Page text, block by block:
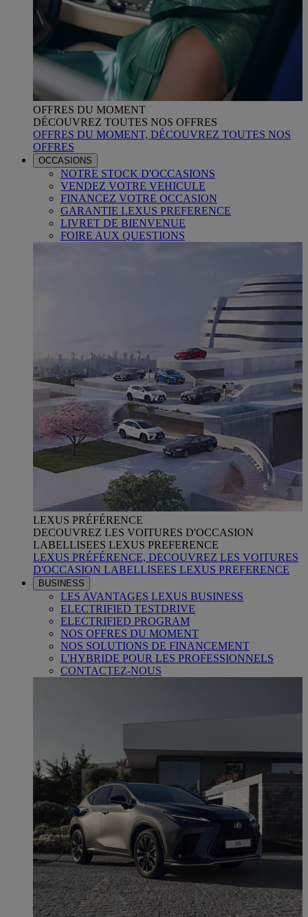
OFFRES DU MOMENT
DÉCOUVREZ TOUTES NOS OFFRES
OFFRES DU MOMENT, DÉCOUVREZ TOUTES NOS
OFFRES
OCCASIONS
NOTRE STOCK D'OCCASIONS
VENDEZ VOTRE VEHICULE
FINANCEZ VOTRE OCCASION
GARANTIE LEXUS PREFERENCE
LIVRET DE BIENVENUE
FOIRE AUX QUESTIONS
LEXUS PRÉFÉRENCE
DECOUVREZ LES VOITURES D'OCCASION
LABELLISEES LEXUS PREFERENCE
LEXUS PRÉFÉRENCE, DECOUVREZ LES VOITURES
D'OCCASION LABELLISEES LEXUS PREFERENCE
BUSINESS
LES AVANTAGES LEXUS BUSINESS
ELECTRIFIED TESTDRIVE
ELECTRIFIED PROGRAM
NOS OFFRES DU MOMENT
NOS SOLUTIONS DE FINANCEMENT
L'HYBRIDE POUR LES PROFESSIONNELS
CONTACTEZ-NOUS